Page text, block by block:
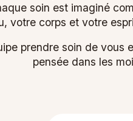
soin est imaginé
votre corps et votre
prendre soin de vous
pensée dans les